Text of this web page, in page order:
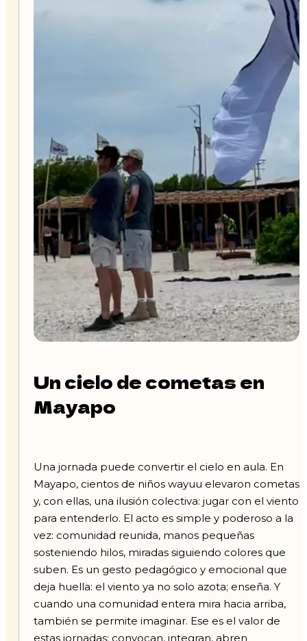
Un cielo de cometas en
Mayapo
Una jornada puede convertir el cielo en aula. En
Mayapo, cientos de niños wayuu elevaron cometas
y, con ellas, una ilusión colectiva: jugar con el viento
para entenderlo. El acto es simple y poderoso a la
vez: comunidad reunida, manos pequeñas
sosteniendo hilos, miradas siguiendo colores que
suben. Es un gesto pedagógico y emocional que
deja huella: el viento ya no solo azota; enseña. Y
cuando una comunidad entera mira hacia arriba,
también se permite imaginar. Ese es el valor de
estas jornadas: convocan, integran, abren